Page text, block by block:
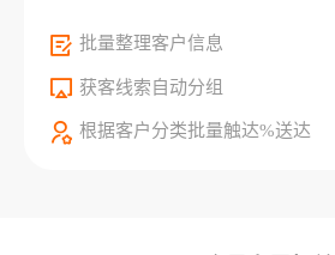
批量整理客户信息
获客线索自动分组
根据客户分类批量触达%送达